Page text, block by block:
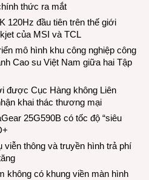
thức ra mắt
120Hz đầu tiên trên thế giới
của MSI và TCL
mô hình khu công nghiệp công
Cao su Việt Nam giữa hai Tập
được Cục Hàng không Liên
khai thác thương mại
25G590B có tốc độ “siêu
viễn thông và truyền hình trả phí
không có khung viền màn hình